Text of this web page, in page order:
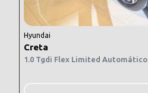
Hyundai
Creta
1.0 Tgdi Flex Limited Automático